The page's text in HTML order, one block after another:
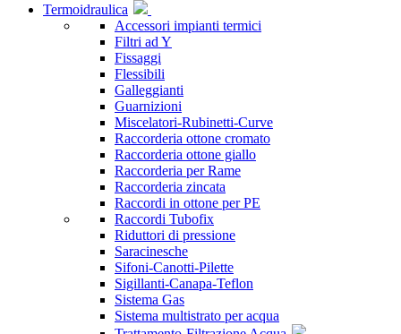
Termoidraulica
Accessori impianti termici
Filtri ad Y
Fissaggi
Flessibili
Galleggianti
Guarnizioni
Miscelatori-Rubinetti-Curve
Raccorderia ottone cromato
Raccorderia ottone giallo
Raccorderia per Rame
Raccorderia zincata
Raccordi in ottone per PE
Raccordi Tubofix
Riduttori di pressione
Saracinesche
Sifoni-Canotti-Pilette
Sigillanti-Canapa-Teflon
Sistema Gas
Sistema multistrato per acqua